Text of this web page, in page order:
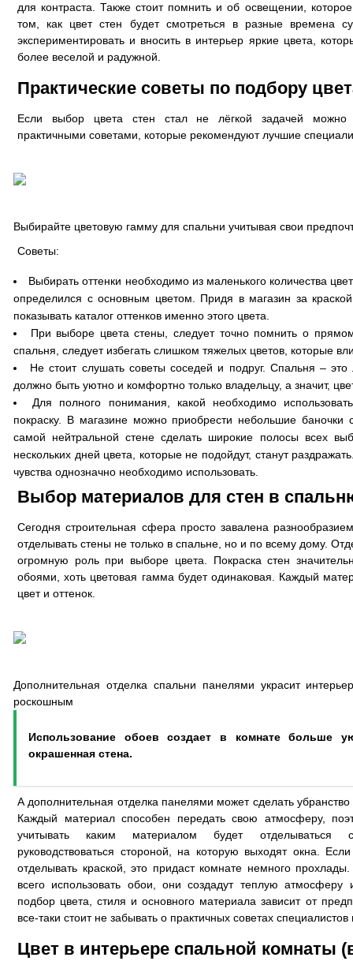
для контраста. Также стоит помнить и об освещении,
том, как цвет стен будет смотреться в разные времена
экспериментировать и вносить в интерьер яркие цвета,
более веселой и радужной.
Практические советы по подбору
Если выбор цвета стен стал не лёгкой задачей можно
практичными советами, которые рекомендуют лучшие
Выбирайте цветовую гамму для спальни учитывая свои
Советы:
Выбирать оттенки необходимо из маленького количества
определился с основным цветом. Придя в магазин за
показывать каталог оттенков именно этого цвета.
При выборе цвета стены, следует точно помнить о
спальня, следует избегать слишком тяжелых цветов, которые
Не стоит слушать советы соседей и подруг. Спальня – это
должно быть уютно и комфортно только владельцу, а значит,
Для полного понимания, какой необходимо
покраску. В магазине можно приобрести небольшие баночки
самой нейтральной стене сделать широкие полосы всех
нескольких дней цвета, которые не подойдут, станут
чувства однозначно необходимо использовать.
Выбор материалов для стен в
Сегодня строительная сфера просто завалена
отделывать стены не только в спальне, но и по всему дому.
огромную роль при выборе цвета. Покраска стен
обоями, хоть цветовая гамма будет одинаковая. Каждый
цвет и оттенок.
Дополнительная отделка спальни панелями украсит
роскошным
Использование обоев создает в комнате больше
окрашенная стена.
А дополнительная отделка панелями может сделать
Каждый материал способен передать свою атмосферу,
учитывать каким материалом будет отделываться
руководствоваться стороной, на которую выходят окна.
отделывать краской, это придаст комнате немного
всего использовать обои, они создадут теплую
подбор цвета, стиля и основного материала зависит от
все-таки стоит не забывать о практичных советах
Цвет в интерьере спальной комнаты